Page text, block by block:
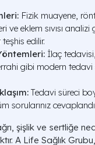
Fizik muayene,
ve eklem sıvısı analizi
edilir.
İlaç
gibi modern tedavi
Tedavi süreci
sorularınız
şişlik ve sertliğe
A Life Sağlık